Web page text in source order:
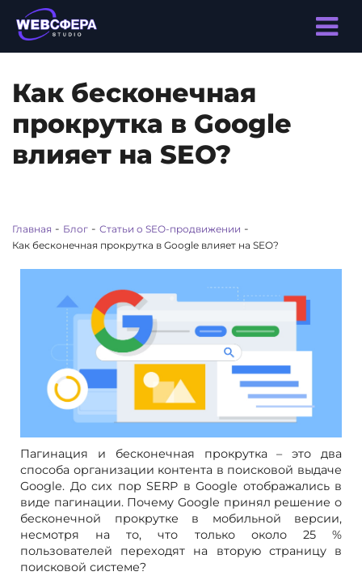
Как бесконечная
прокрутка в Google
влияет на SEO?
Главная - Блог - Статьи о SEO-продвижении -
Как бесконечная прокрутка в Google влияет на SEO?
Пагинация и бесконечная прокрутка – это два
способа организации контента в поисковой выдаче
Google. До сих пор SERP в Google отображались в
виде пагинации. Почему Google принял решение о
бесконечной прокрутке в мобильной версии,
несмотря на то, что только около 25 %
пользователей переходят на вторую страницу в
поисковой системе?